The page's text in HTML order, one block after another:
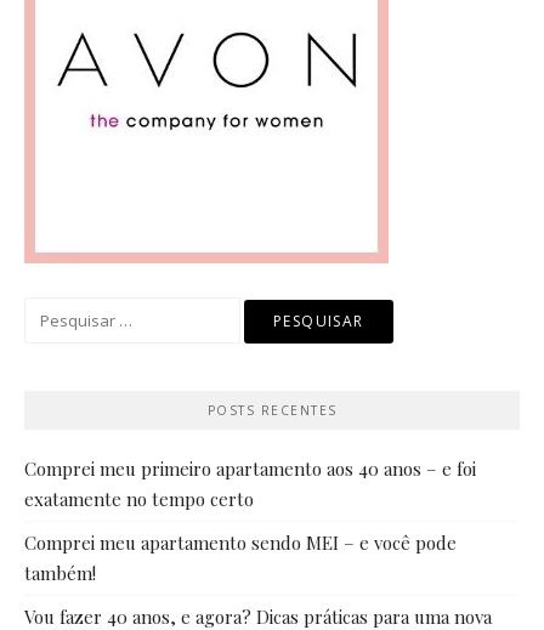
POSTS RECENTES
Comprei meu primeiro apartamento aos 40 anos – e foi
exatamente no tempo certo
Comprei meu apartamento sendo MEI – e você pode
também!
Vou fazer 40 anos, e agora? Dicas práticas para uma nova